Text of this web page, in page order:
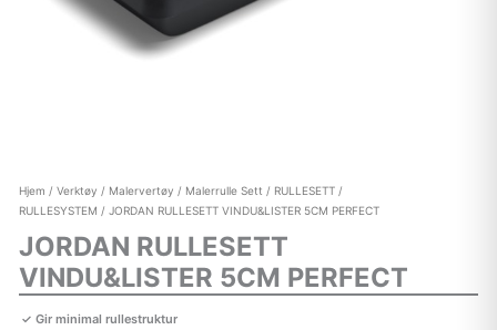
Hjem / Verktøy / Malervertøy / Malerrulle Sett / RULLESETT /
RULLESYSTEM / JORDAN RULLESETT VINDU&LISTER 5CM PERFECT
JORDAN RULLESETT
VINDU&LISTER 5CM PERFECT
Gir minimal rullestruktur